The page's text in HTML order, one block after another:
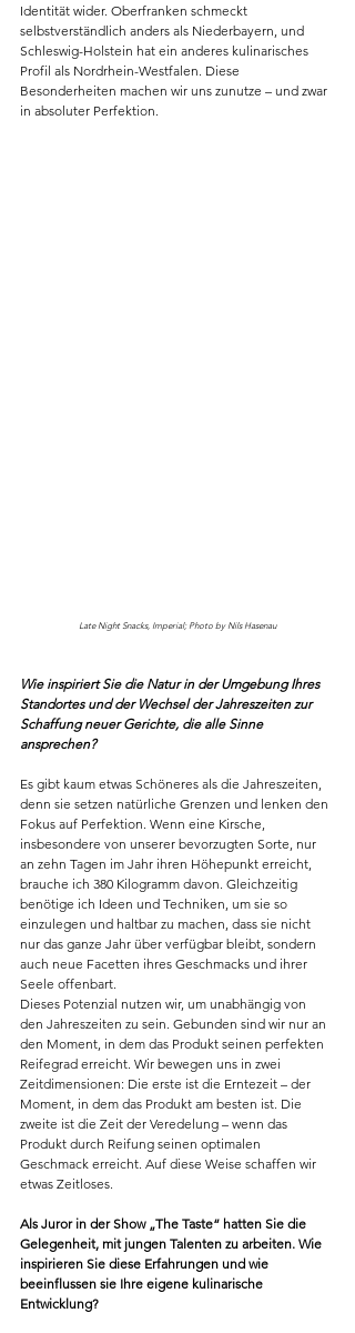
Identität wider. Oberfranken schmeckt
selbstverständlich anders als Niederbayern, und
Schleswig-Holstein hat ein anderes kulinarisches
Profil als Nordrhein-Westfalen. Diese
Besonderheiten machen wir uns zunutze – und zwar
in absoluter Perfektion.
Late Night Snacks, Imperial; Photo by Nils Hasenau
Wie inspiriert Sie die Natur in der Umgebung Ihres
Standortes und der Wechsel der Jahreszeiten zur
Schaffung neuer Gerichte, die alle Sinne
ansprechen?
Es gibt kaum etwas Schöneres als die Jahreszeiten,
denn sie setzen natürliche Grenzen und lenken den
Fokus auf Perfektion. Wenn eine Kirsche,
insbesondere von unserer bevorzugten Sorte, nur
an zehn Tagen im Jahr ihren Höhepunkt erreicht,
brauche ich 380 Kilogramm davon. Gleichzeitig
benötige ich Ideen und Techniken, um sie so
einzulegen und haltbar zu machen, dass sie nicht
nur das ganze Jahr über verfügbar bleibt, sondern
auch neue Facetten ihres Geschmacks und ihrer
Seele offenbart.
Dieses Potenzial nutzen wir, um unabhängig von
den Jahreszeiten zu sein. Gebunden sind wir nur an
den Moment, in dem das Produkt seinen perfekten
Reifegrad erreicht. Wir bewegen uns in zwei
Zeitdimensionen: Die erste ist die Erntezeit – der
Moment, in dem das Produkt am besten ist. Die
zweite ist die Zeit der Veredelung – wenn das
Produkt durch Reifung seinen optimalen
Geschmack erreicht. Auf diese Weise schaffen wir
etwas Zeitloses.
Als Juror in der Show „The Taste“ hatten Sie die
Gelegenheit, mit jungen Talenten zu arbeiten. Wie
inspirieren Sie diese Erfahrungen und wie
beeinflussen sie Ihre eigene kulinarische
Entwicklung?